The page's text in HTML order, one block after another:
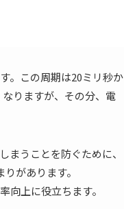
。この周期は20ミリ秒か
りますが、その分、電
うことを防ぐために、
があります。
向上に役立ちます。